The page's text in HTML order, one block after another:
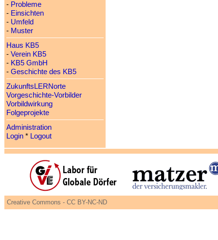
- Probleme
- Einsichten
- Umfeld
- Muster
Haus KB5
- Verein KB5
- KB5 GmbH
- Geschichte des KB5
ZukunftsLERNorte
Vorgeschichte-Vorbilder
Vorbildwirkung
Folgeprojekte
Administration
Login* Logout
Creative Commons - CC BY-NC-ND